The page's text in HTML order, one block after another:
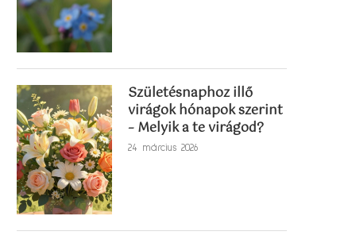
Születésnaphoz illő
virágok hónapok szerint
– Melyik a te virágod?
24 március 2026